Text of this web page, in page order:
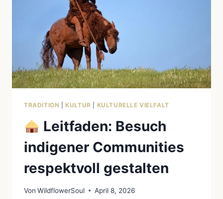
TRADITION |KULTUR KULTURELLE VIELFALT
Leitfaden: Besuch
indigener Communities
respektvoll gestalten
Von WildflowerSoul April 8, 2026